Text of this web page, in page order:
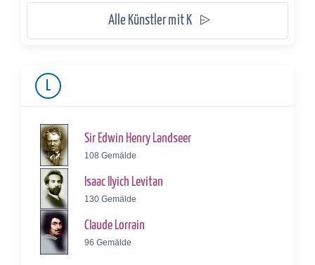
Alle Künstler mit K
L
Sir Edwin Henry Landseer
108 Gemälde
Isaac Ilyich Levitan
130 Gemälde
Claude Lorrain
96 Gemälde